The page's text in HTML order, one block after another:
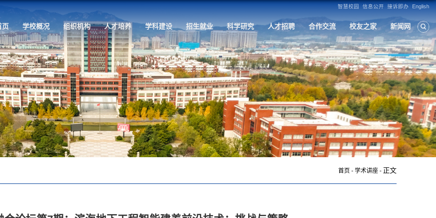
首页 学校概况 组织机构 人才培养 学科建设 招生就业 科
首页 -学术讲座 - 正文